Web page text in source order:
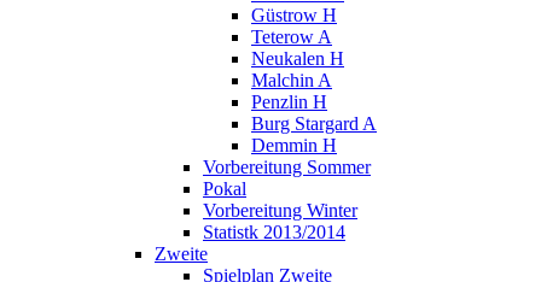
Güstrow H
Teterow A
Neukalen H
Malchin A
Penzlin H
Burg Stargard A
Demmin H
Vorbereitung Sommer
Pokal
Vorbereitung Winter
Statistk 2013/2014
Zweite
Spielplan Zweite